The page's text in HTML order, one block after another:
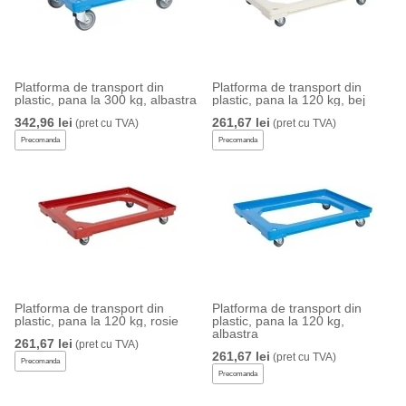
Platforma de transport din
plastic, pana la 300 kg, albastra
342,96 lei (pret cu TVA)
Precomanda
Platforma de transport din
plastic, pana la 120 kg, bej
261,67 lei (pret cu TVA)
Precomanda
Platforma de transport din
plastic, pana la 120 kg, rosie
261,67 lei (pret cu TVA)
Precomanda
Platforma de transport din
plastic, pana la 120 kg,
albastra
261,67 lei (pret cu TVA)
Precomanda